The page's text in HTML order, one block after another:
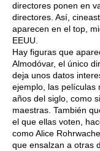
directores ponen en
directores. Así,
aparecen en el top,
EEUU.
Hay figuras que
Almodóvar, el único
deja unos datos
ejemplo, las películas
años del siglo, como
maestras. También
el que ellas voten,
como Alice
que ensalzan a otras